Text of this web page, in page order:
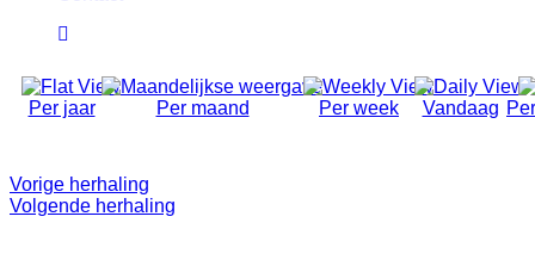
Per jaar Per maand Per week Vandaag
Vorige herhaling
Volgende herhaling